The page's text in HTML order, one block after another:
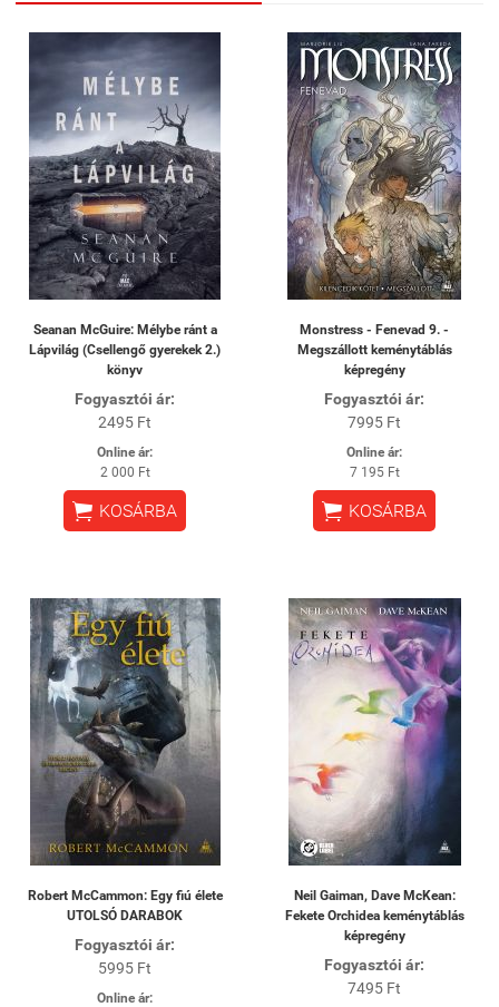
Seanan McGuire: Mélybe ránt a
Lápvilág (Csellengő gyerekek 2.)
könyv
Fogyasztói ár:
2495 Ft
Online ár:
2 000 Ft
 KOSÁRBA
Monstress - Fenevad 9. -
Megszállott keménytáblás
képregény
Fogyasztói ár:
7995 Ft
Online ár:
7 195 Ft
 KOSÁRBA
Robert McCammon: Egy fiú élete
UTOLSÓ DARABOK
Fogyasztói ár:
5995 Ft
Online ár:
Neil Gaiman, Dave McKean:
Fekete Orchidea keménytáblás
képregény
Fogyasztói ár:
7495 Ft